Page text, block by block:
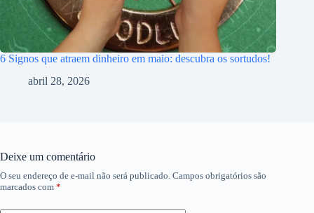
6 Signos que atraem dinheiro em maio: descubra os sortudos!
abril 28, 2026
Deixe um comentário
O seu endereço de e-mail não será publicado. Campos obrigatórios são
marcados com *